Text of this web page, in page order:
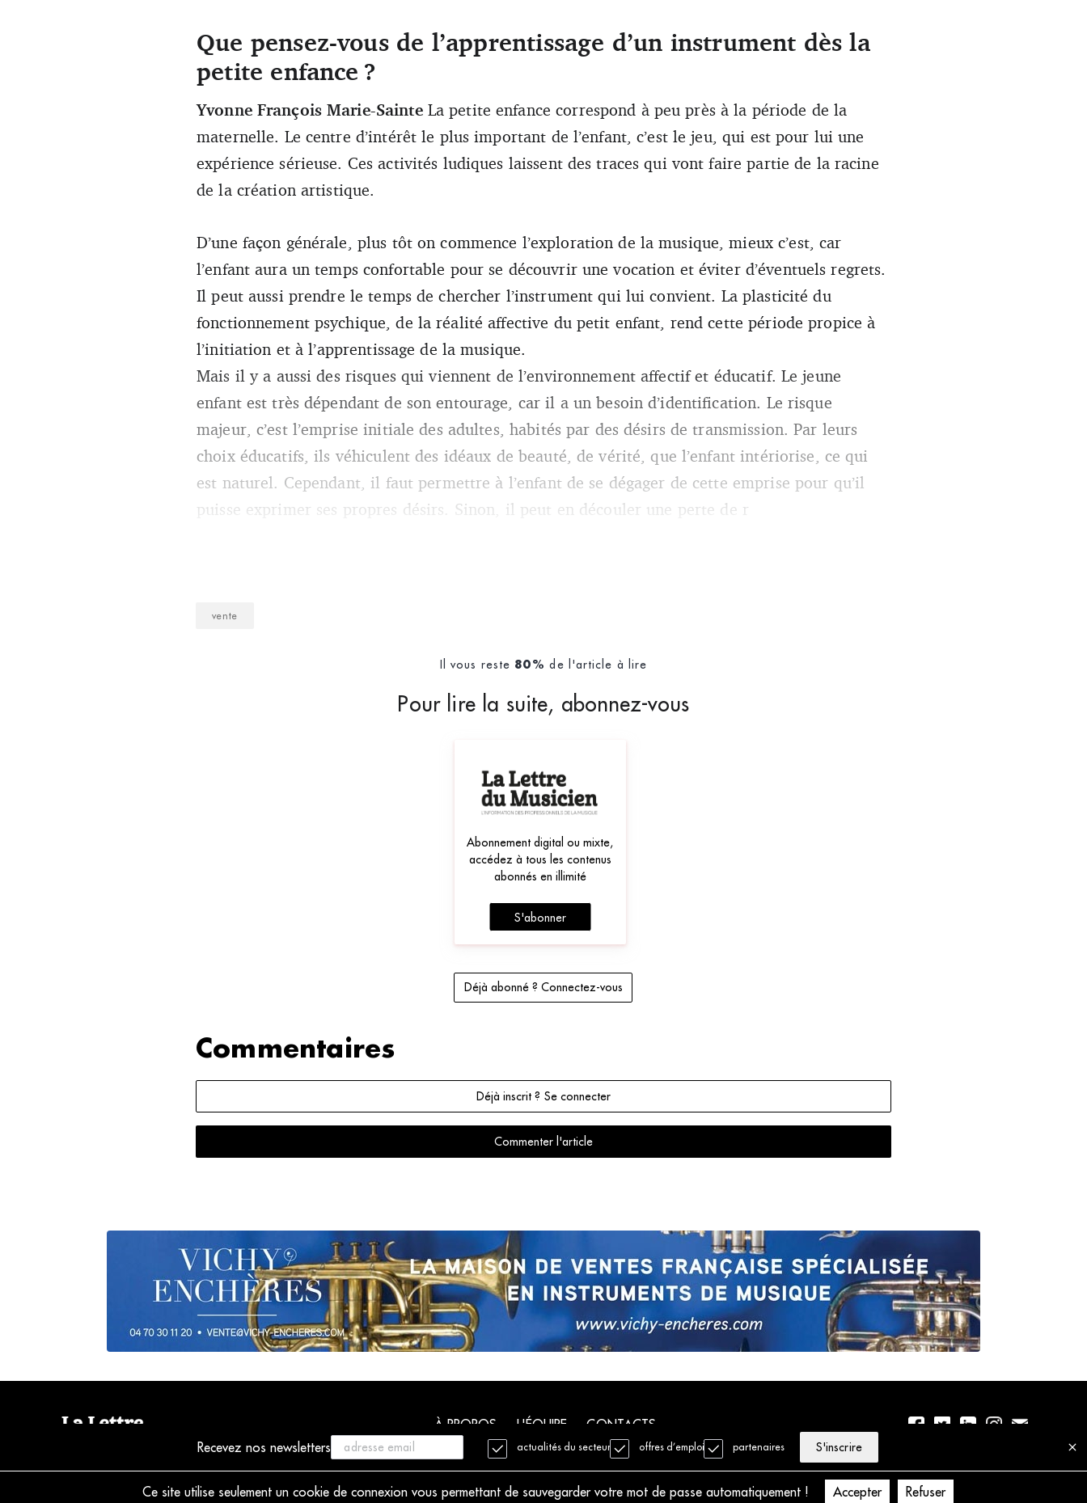
Recevez nos newsletters actualités du secteur offres d’emploi partenaires S'inscrire
Ce site utilise seulement un cookie de connexion vous permettant de sauvegarder votre mot de passe automatiquement ! Accepter Refuser
Que pensez-vous de l’apprentissage d’un instrument dès la
petite enfance ?
Yvonne François Marie-SainteLa petite enfance correspond à peu près à la période de la
maternelle. Le centre d’intérêt le plus important de l’enfant, c’est le jeu, qui est pour lui une
expérience sérieuse. Ces activités ludiques laissent des traces qui vont faire partie de la racine
de la création artistique.
D’une façon générale, plus tôt on commence l’exploration de la musique, mieux c’est, car
l’enfant aura un temps confortable pour se découvrir une vocation et éviter d’éventuels regrets.
Il peut aussi prendre le temps de chercher l’instrument qui lui convient. La plasticité du
fonctionnement psychique, de la réalité affective du petit enfant, rend cette période propice à
l’initiation et à l’apprentissage de la musique.
Mais il y a aussi des risques qui viennent de l’environnement affectif et éducatif. Le jeune
enfant est très dépendant de son entourage, car il a un besoin d’identification. Le risque
majeur, c’est l’emprise initiale des adultes, habités par des désirs de transmission. Par leurs
choix éducatifs, ils véhiculent des idéaux de beauté, de vérité, que l’enfant intériorise, ce qui
est naturel. Cependant, il faut permettre à l’enfant de se dégager de cette emprise pour qu’il
puisse exprimer ses propres désirs. Sinon, il peut en découler une perte de r
vente
Il vous reste 80% de l'article à lire
Pour lire la suite, abonnez-vous
Abonnement digital ou mixte,
accédez à tous les contenus
abonnés en illimité
S'abonner
Déjà abonné ? Connectez-vous
Commentaires
Déjà inscrit ? Se connecter
Commenter l'article
À PROPOS L'ÉQUIPE CONTACTS
Politique de cookies